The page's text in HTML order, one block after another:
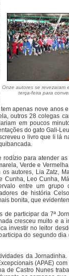
Onze autores se revezaram
terça-feira para
apenas nove anos
outros 28 colegas
em poucos
do gato Gali-
o livro que li lá
rodízio para atender
Verde e
autores, Lia Zatz,
Cunha, Leo Cunha,
entre um
de história
bonita, que
participar da 7ª
cresceu muito e a
investir no leitor
do segundo
da
(APAE)
de Castro Nunes